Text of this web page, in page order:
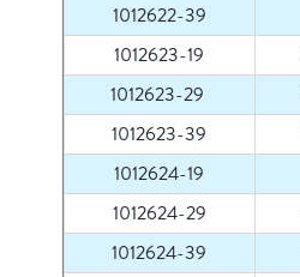
1012622-39
1012623-19
1012623-29
1012623-39
1012624-19
1012624-29
1012624-39